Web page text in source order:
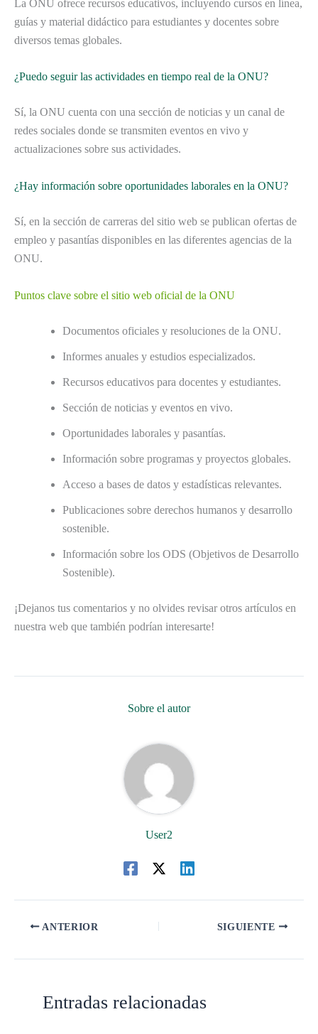
La ONU ofrece recursos educativos, incluyendo cursos en línea,
guías y material didáctico para estudiantes y docentes sobre
diversos temas globales.
¿Puedo seguir las actividades en tiempo real de la ONU?
Sí, la ONU cuenta con una sección de noticias y un canal de
redes sociales donde se transmiten eventos en vivo y
actualizaciones sobre sus actividades.
¿Hay información sobre oportunidades laborales en la ONU?
Sí, en la sección de carreras del sitio web se publican ofertas de
empleo y pasantías disponibles en las diferentes agencias de la
ONU.
Puntos clave sobre el sitio web oficial de la ONU
Documentos oficiales y resoluciones de la ONU.
Informes anuales y estudios especializados.
Recursos educativos para docentes y estudiantes.
Sección de noticias y eventos en vivo.
Oportunidades laborales y pasantías.
Información sobre programas y proyectos globales.
Acceso a bases de datos y estadísticas relevantes.
Publicaciones sobre derechos humanos y desarrollo
sostenible.
Información sobre los ODS (Objetivos de Desarrollo
Sostenible).
¡Dejanos tus comentarios y no olvides revisar otros artículos en
nuestra web que también podrían interesarte!
Sobre el autor
User2
ANTERIOR SIGUIENTE
Entradas relacionadas